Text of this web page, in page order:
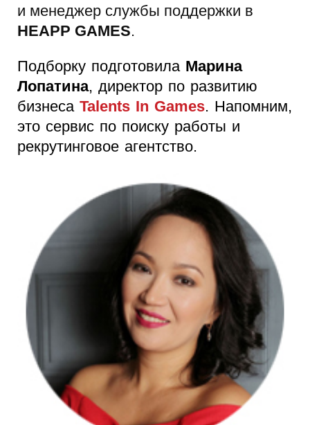
и менеджер службы поддержки в
HEAPP GAMES.
Подборку подготовила Марина
Лопатина, директор по развитию
бизнеса Talents In Games. Напомним,
это сервис по поиску работы и
рекрутинговое агентство.